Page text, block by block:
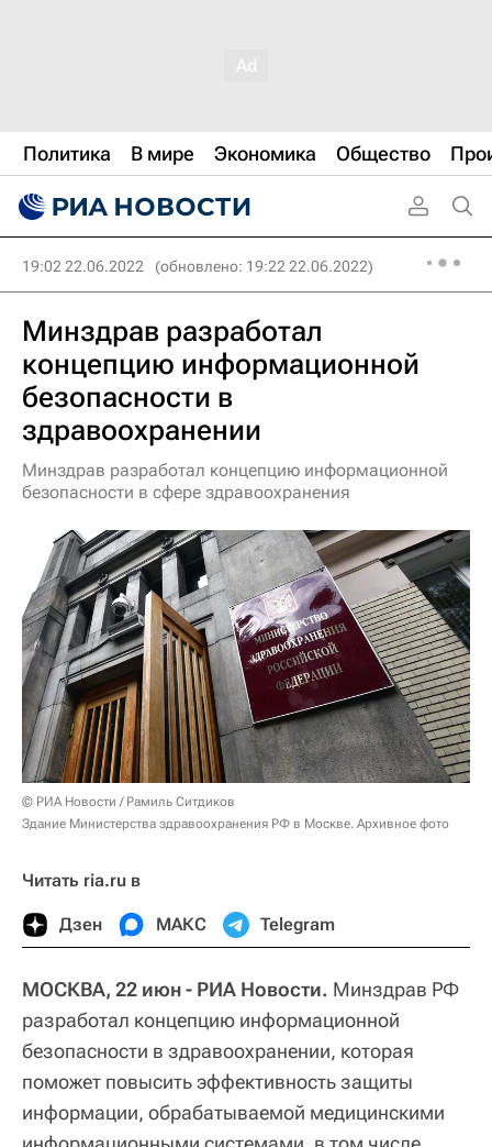
Политика В мире Экономика Общество
19:02 22.06.2022 (обновлено: 19:22 22.06.2022)
Минздрав разработал
концепцию информационной
безопасности в
здравоохранении
Минздрав разработал концепцию информационной
безопасности в сфере здравоохранения
© РИА Новости / Рамиль Ситдиков
Здание Министерства здравоохранения РФ в Москве. Архивное фото
Читать ria.ru в
Дзен МАКС Telegram
МОСКВА, 22 июн - РИА Новости. Минздрав РФ
разработал концепцию информационной
безопасности в здравоохранении, которая
поможет повысить эффективность защиты
информации, обрабатываемой медицинскими